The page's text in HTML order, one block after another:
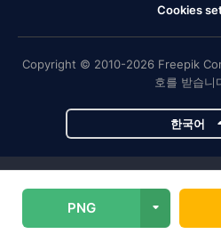
PNG
Cookies
Copyright © 2010-2026 Freepik
호를 받습니
한국어